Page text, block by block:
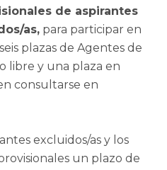
de aspirantes
as, para participar en
plazas de Agentes de
libre y una plaza en
consultarse en
excluidos/as y los
un plazo de